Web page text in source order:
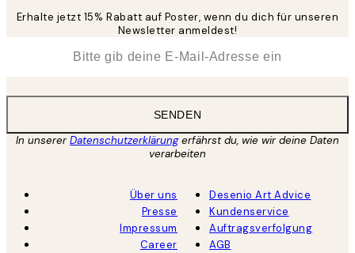
Erhalte jetzt 15% Rabatt auf Poster, wenn du dich für unseren
Newsletter anmeldest!
SENDEN
In unsererDatenschutzerklärungerfährst du, wie wir deine Daten
verarbeiten
Über uns
Presse
Impressum
Career
Desenio Art Advice
Kundenservice
Auftragsverfolgung
AGB